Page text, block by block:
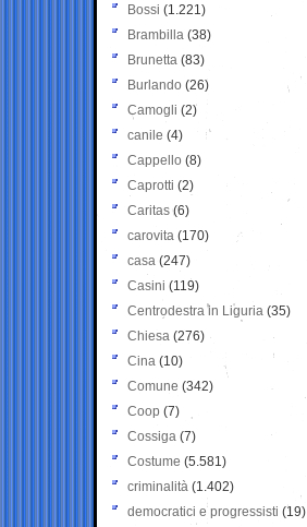
Bossi (1.221)
Brambilla (38)
Brunetta (83)
Burlando (26)
Camogli (2)
canile (4)
Cappello (8)
Caprotti (2)
Caritas (6)
carovita (170)
casa (247)
Casini (119)
Centrodestra in Liguria (35)
Chiesa (276)
Cina (10)
Comune (342)
Coop (7)
Cossiga (7)
Costume (5.581)
criminalità (1.402)
democratici e progressisti (19)